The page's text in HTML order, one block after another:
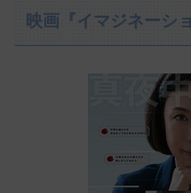
映画『イマジネーシ